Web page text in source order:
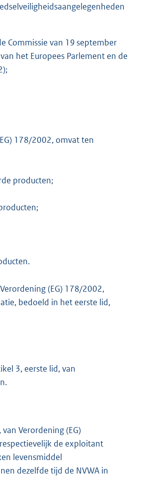
Commissie van 19 september
het Europees Parlement en de
178/2002, omvat ten
producten;
(EG) 178/2002,
bedoeld in het eerste lid,
3, eerste lid, van
Verordening (EG)
de exploitant
levensmiddel
dezelfde tijd de NVWA in